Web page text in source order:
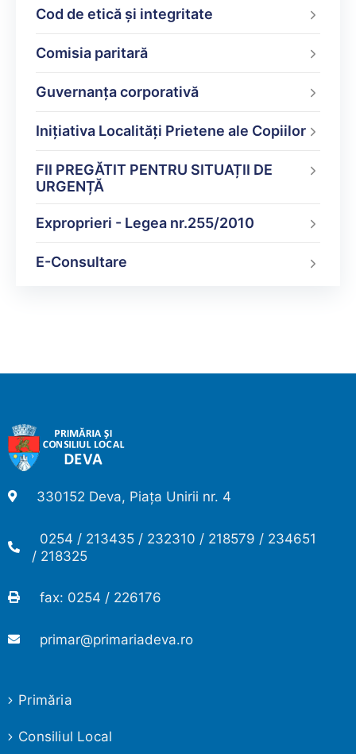
Cod de etică și integritate
Comisia paritară
Guvernanța corporativă
Inițiativa Localități Prietene ale Copiilor
FII PREGĂTIT PENTRU SITUAȚII DE
URGENȚĂ
Exproprieri - Legea nr.255/2010
E-Consultare
330152 Deva, Piața Unirii nr. 4
0254 / 213435 / 232310 / 218579 / 234651
/ 218325
fax: 0254 / 226176
primar@primariadeva.ro
Primăria
Consiliul Local